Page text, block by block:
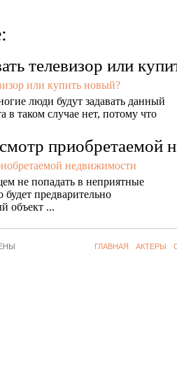
или купить новый?
люди будут задавать данный
в таком случае нет, потому что
недвижимости
не попадать в неприятные
предварительно
объект ...
ГЛАВНАЯ АКТЕРЫ